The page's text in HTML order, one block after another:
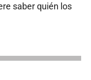
saber quién los